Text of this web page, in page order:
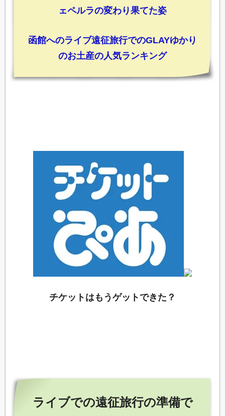
ェペルラの変わり果てた姿
函館へのライブ遠征旅行でのGLAYゆかり
のお土産の人気ランキング
チケットはもうゲットできた？
ライブでの遠征旅行の準備で